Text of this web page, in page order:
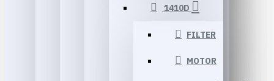
1410D
FILTER
MOTOR